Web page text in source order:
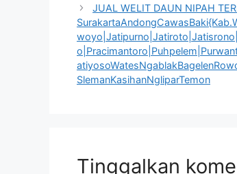
JUAL WELIT DAUN NIPAH
SlemanKasihanNgliparTemon
Tinggalkan